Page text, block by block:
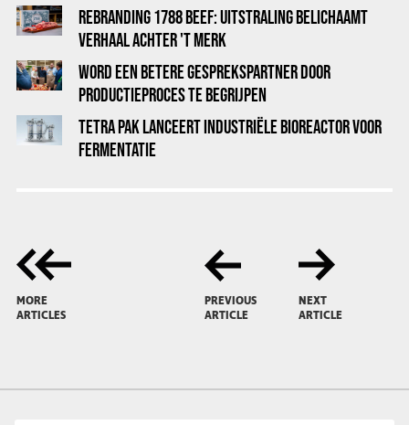
REBRANDING 1788 BEEF: UITSTRALING BELICHAAMT
VERHAAL ACHTER 'T MERK
WORD EEN BETERE GESPREKSPARTNER DOOR
PRODUCTIEPROCES TE BEGRIJPEN
TETRA PAK LANCEERT INDUSTRIËLE BIOREACTOR VOOR
FERMENTATIE
MORE
ARTICLES
PREVIOUS
ARTICLE
NEXT
ARTICLE